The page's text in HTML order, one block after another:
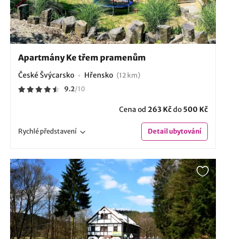
Apartmány Ke třem pramenům
České Švýcarsko Hřensko (12 km)
9.2/10
Cena od 263 Kčdo 500 Kč
Rychlépředstavení Detailubytování